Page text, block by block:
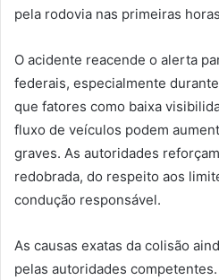
pela rodovia nas primeiras
O acidente reacende o alerta
federais, especialmente
que fatores como baixa
fluxo de veículos podem
graves. As autoridades
redobrada, do respeito aos
condução responsável.
As causas exatas da colisão
pelas autoridades